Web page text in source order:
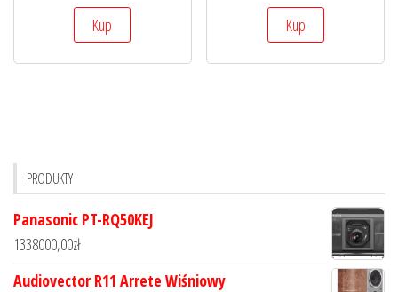
Kup Kup
PRODUKTY
Panasonic PT-RQ50KEJ
1338000,00zł
Audiovector R11 Arrete Wiśniowy